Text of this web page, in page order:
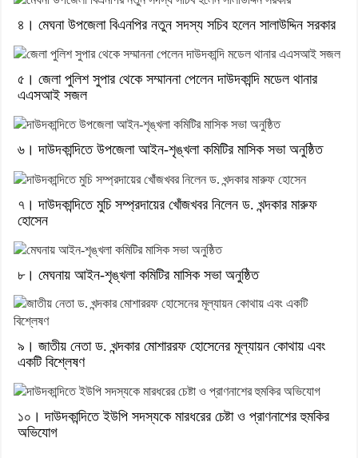
৪। মেঘনা উপজেলা বিএনপির নতুন সদস্য সচিব হলেন সালাউদ্দিন সরকার
৫। জেলা পুলিশ সুপার থেকে সম্মাননা পেলেন দাউদকান্দি মডেল থানার
এএসআই সজল
৬। দাউদকান্দিতে উপজেলা আইন-শৃঙ্খলা কমিটির মাসিক সভা অনুষ্ঠিত
৭। দাউদকান্দিতে মুচি সম্প্রদায়ের খোঁজখবর নিলেন ড. খন্দকার মারুফ
হোসেন
৮। মেঘনায় আইন-শৃঙ্খলা কমিটির মাসিক সভা অনুষ্ঠিত
৯। জাতীয় নেতা ড. খন্দকার মোশাররফ হোসেনের মূল্যায়ন কোথায় এবং
একটি বিশ্লেষণ
১০। দাউদকান্দিতে ইউপি সদস্যকে মারধরের চেষ্টা ও প্রাণনাশের হুমকির
অভিযোগ